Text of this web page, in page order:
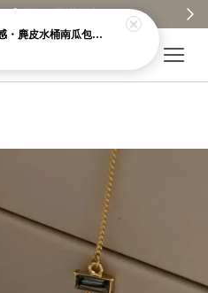
𝐧𝐞𝐰𝐚𝐧𝐚 韓系霧面感・麂皮水桶南瓜包｜通勤日常包｜高級皮革｜現貨＋預購【nk62】